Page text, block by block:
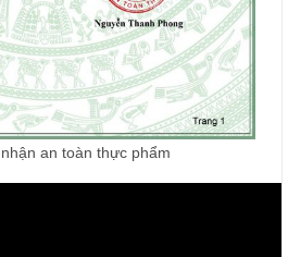
an toàn thực phẩm